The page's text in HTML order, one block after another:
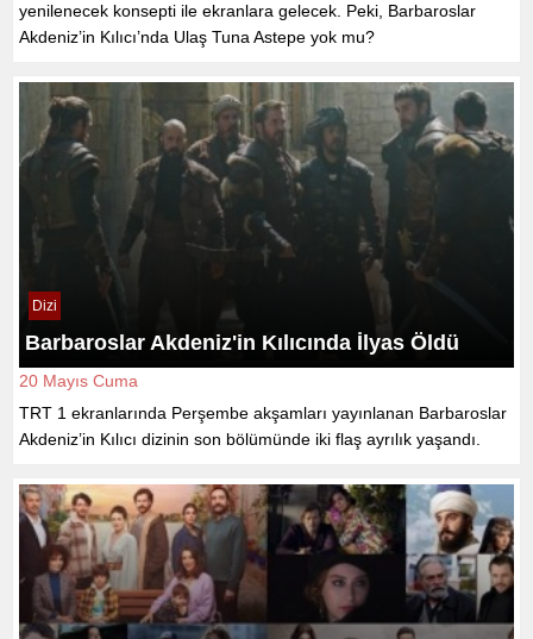
yenilenecek konsepti ile ekranlara gelecek. Peki, Barbaroslar
Akdeniz’in Kılıcı’nda Ulaş Tuna Astepe yok mu?
Dizi
Barbaroslar Akdeniz'in Kılıcında İlyas Öldü
20 Mayıs Cuma
TRT 1 ekranlarında Perşembe akşamları yayınlanan Barbaroslar
Akdeniz’in Kılıcı dizinin son bölümünde iki flaş ayrılık yaşandı.